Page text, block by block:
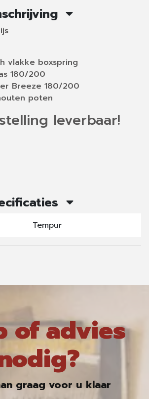
vlakke boxspring
180/200
Breeze 180/200
poten
leverbaar!
Tempur
of advies
graag voor u klaar